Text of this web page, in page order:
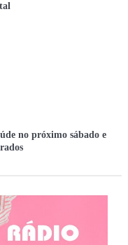
no próximo sábado e